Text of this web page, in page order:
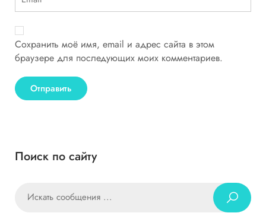
Сохранить моё имя, email и адрес сайта в этом
браузере для последующих моих комментариев.
Поиск по сайту